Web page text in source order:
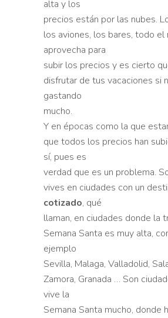
alta y los
precios están por las nubes.
los aviones, los bares, todo el
aprovecha para
subir los precios y es cierto
disfrutar de tus vacaciones si
gastando
mucho.
Y en épocas como la que
que todos los precios han
sí, pues es
verdad que es un problema.
vives en ciudades con un
cotizado, qué
llaman, en ciudades donde la
Semana Santa es muy alta,
ejemplo
Sevilla, Malaga, Valladolid,
Zamora, Granada … Son
vive la
Semana Santa mucho, donde